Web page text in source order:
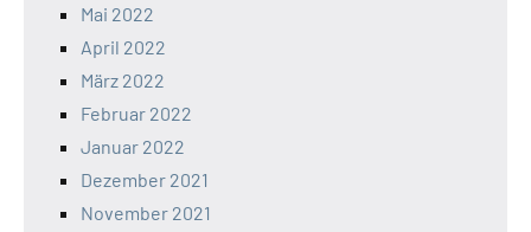
Mai 2022
April 2022
März 2022
Februar 2022
Januar 2022
Dezember 2021
November 2021